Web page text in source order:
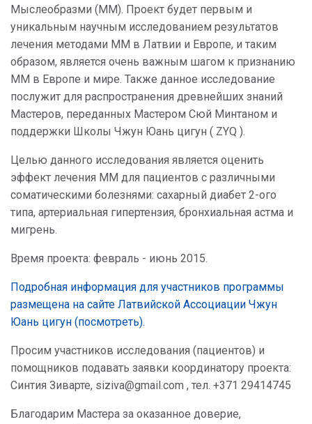
Мыслеобразми (ММ). Проект будет первым и
уникальным научным исследованием результатов
лечения методами ММ в Латвии и Европе, и таким
образом, является очень важным шагом к признанию
ММ в Европе и мире. Также данное исследование
послужит для распространения древнейших знаний
Мастеров, переданных Мастером Сюй Минтаном и
поддержки Школы Чжун Юань цигун ( ZYQ ).
Целью данного исследования является оценить
эффект лечения ММ для пациентов с различными
соматическими болезнями: сахарный диабет 2-ого
типа, артериальная гипертензия, бронхиальная астма и
мигрень.
Время проекта: февраль - июнь 2015.
Подробная информация для участников программы
размещена на сайте Латвийской Ассоциации Чжун
Юань цигун (посмотреть).
Просим участников исследования (пациентов) и
помощников подавать заявки координатору проекта:
Синтия Зиварте, siziva@gmail.com , тел. +371 29414745
Благодарим Мастера за оказанное доверие,